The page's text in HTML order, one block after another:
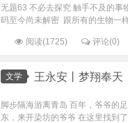
无题63 不必去探究 触手不及的事
码至今尚未解密 跟所有的生物一
阅读(1725) 评论(0)
文学 王永安丨梦翔奉天
脚步隔海游离青岛 百年，爷爷的
东，来开染坊的爷爷 在这里找到